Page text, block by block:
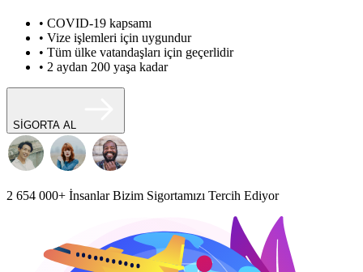
• COVID-19 kapsamı
• Vize işlemleri için uygundur
• Tüm ülke vatandaşları için geçerlidir
• 2 aydan 200 yaşa kadar
SİGORTA AL
2 654 000+ İnsanlar Bizim Sigortamızı Tercih Ediyor